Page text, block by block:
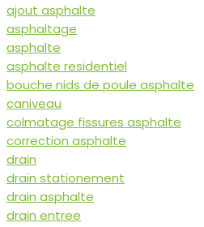
ajout asphalte
asphaltage
asphalte
asphalte residentiel
bouche nids de poule asphalte
caniveau
colmatage fissures asphalte
correction asphalte
drain
drain stationement
drain asphalte
drain entree